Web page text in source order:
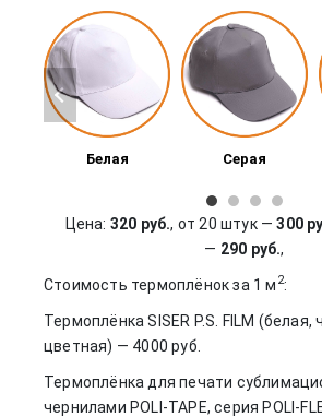
Белая Серая
Цена: 320 руб., от 20 штук —300
— 290 руб.,
Стоимость термоплёнок за 1 м 2:
Термоплёнка SISER P.S. FILM (белая,
цветная) — 4000 руб.
Термоплёнка для печати
чернилами POLI-TAPE, серия POLI-